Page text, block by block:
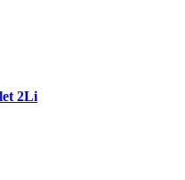
2Li